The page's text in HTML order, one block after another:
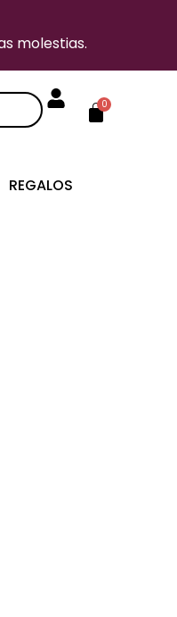
molestias.
0
Carrito
REGALOS